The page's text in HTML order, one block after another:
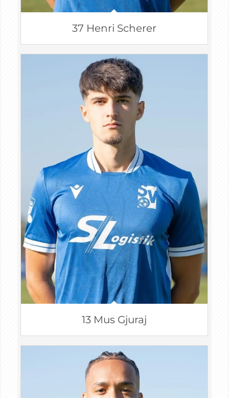
37 Henri Scherer
13 Mus Gjuraj